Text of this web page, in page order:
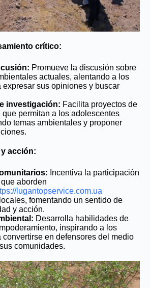
crítico:
Promueve la discusión sobre
actuales, alentando a los
expresar sus opiniones y buscar
investigación: Facilita proyectos de
que permitan a los adolescentes
temas ambientales y proponer
acción:
Incentiva la participación
aborden
lugantopservice.com.ua
fomentando un sentido de
y acción.
Desarrolla habilidades de
inspirando a los
convertirse en defensores del medio
comunidades.